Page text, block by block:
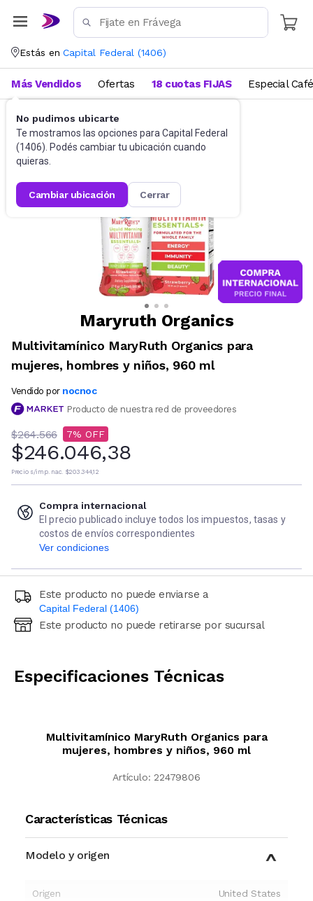
Estás en Capital Federal (1406)
No pudimos ubicarte
Te mostramos las opciones para Capital Federal
(1406). Podés cambiar tu ubicación cuando
quieras.
cambiar ubicación cerrar
Más Vendidos Ofertas 18 cuotas FIJAS Especial Café
Suplementos Suplementos deportivos
Maryruth Organics
Multivitamínico MaryRuth Organics para
mujeres, hombres y niños, 960 ml
Vendido por nocnoc
Producto de nuestra red de proveedores
$264.566 7
$246.046,38
Precio s/imp. nac. $203.344,12
Compra internacional
El precio publicado incluye todos los impuestos, tasas y
costos de envíos correspondientes
Ver condiciones
Este producto no puede enviarse a
Capital Federal (1406)
Ingresá código postal (sólo números)
Este producto no puede retirarse por sucursal
Especificaciones Técnicas
Multivitamínico MaryRuth Organics para
mujeres, hombres y niños, 960 ml
Artículo: 22479806
Características Técnicas
Modelo y origen
Origen United States